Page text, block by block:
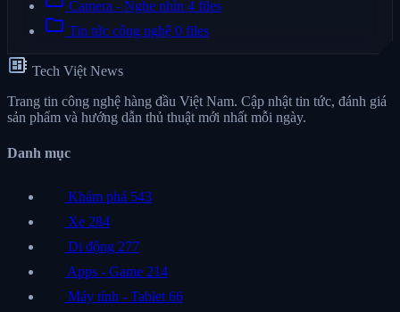
Camera - Nghe nhìn 4 files
folder Tin tức công nghệ 0 files
developer_board Tech Việt News
Trang tin công nghệ hàng đầu Việt Nam. Cập nhật tin tức, đánh giá
sản phẩm và hướng dẫn thủ thuật mới nhất mỗi ngày.
Danh mục
Khám phá 543
Xe 284
Di động 277
Apps - Game 214
Máy tính - Tablet 66